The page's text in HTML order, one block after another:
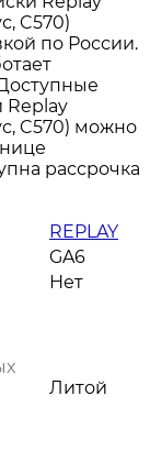
C570)
по России.
Replay
C570) можно
рассрочка
REPLAY
GA6
Нет
Литой